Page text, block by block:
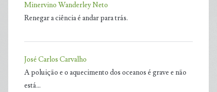
Minervino Wanderley Neto
Renegar a ciência é andar para trás.
José Carlos Carvalho
A poluição e o aquecimento dos oceanos é grave e não
está…